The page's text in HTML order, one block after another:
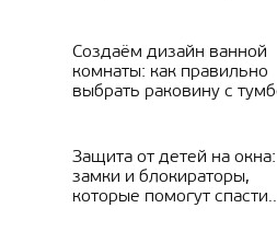
Создаём дизайн ванной
комнаты: как правильно
выбрать раковину с
Защита от детей на окна:
замки и блокираторы,
которые помогут